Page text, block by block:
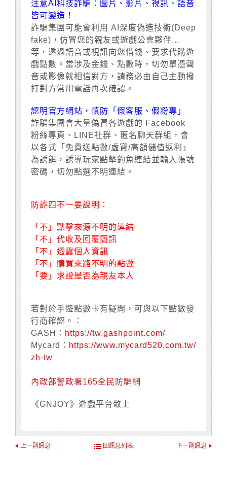
注意AI科技詐騙：圖片、影片、視訊、語音
皆可變造！
詐騙集團可能會利用 AI深度偽造技術(Deep
fake)，仿冒您的親友或遊戲公會夥伴...
等，透過語音或視訊向您借錢、要求代購遊
戲點數。當涉及金錢、點數時，切勿單憑聲
音或影像就相信對方，請務必由自己主動撥
打對方常用電話再次確認。
認明官方網站，慎防「假客服、假粉專」
詐騙集團會大量偽冒各遊戲的 Facebook
粉絲專頁、LINE社群、匿名聊天群組，會
以各式「免費送點數/虛寶/高額儲值返利」
為誘餌，誘導玩家點擊釣魚連結並輸入帳號
密碼，切勿點選不明連結。
防詐四不一要說明：
「不」點擊來源不明的連結
「不」代收及回覆簡訊
「不」透露個人資訊
「不」購買來路不明的點數
「要」求證是否為親友本人
若對於手邊點數卡有疑問，可與以下點數發
行商確認。：
GASH： https://tw.gashpoint.com/
Mycard： https://www.mycard520.com.tw/
zh-tw
內政部警政署165全民防騙網
《GNJOY》遊戲平台敬上
上一則訊息 回訊息列表 下一則訊息